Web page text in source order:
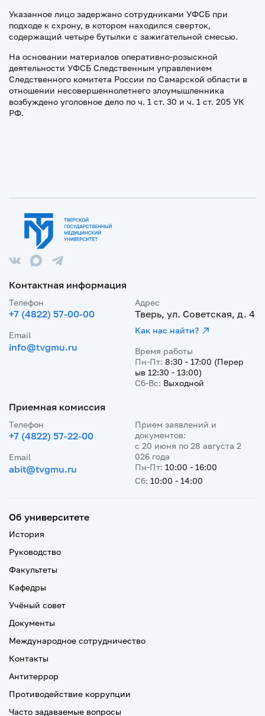
Указанное лицо задержано сотрудниками УФСБ при
подходе к схрону, в котором находился сверток,
содержащий четыре бутылки с зажигательной смесью.
На основании материалов оперативно-розыскной
деятельности УФСБ Следственным управлением
Следственного комитета России по Самарской области в
отношении несовершеннолетнего злоумышленника
возбуждено уголовное дело по ч. 1 ст. 30 и ч. 1 ст. 205 УК
РФ.
Контактная информация
Телефон
+7 (4822) 57-00-00
Email
info@tvgmu.ru
Адрес
Тверь, ул. Советская, д. 4
Как нас найти?
Время работы
Пн-Пт: 8:30 - 17:00 (Перер
ыв 12:30 - 13:00)
Сб-Вс: Выходной
Приемная комиссия
Телефон
+7 (4822) 57-22-00
Email
abit@tvgmu.ru
Прием заявлений и
документов:
с 20 июня по 28 августа 2
026 года
Пн-Пт: 10:00 - 16:00
Сб: 10:00 - 14:00
Об университете
История
Руководство
Факультеты
Кафедры
Учёный совет
Документы
Международное сотрудничество
Контакты
Антитеррор
Противодействие коррупции
Часто задаваемые вопросы